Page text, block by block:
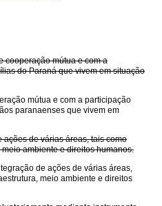
cooperação mútua e com a
do Paraná que vivem em situação
mútua e com a participação
paranaenses que vivem em
de várias áreas, tais como
ambiente e direitos humanos.
de ações de várias áreas,
meio ambiente e direitos